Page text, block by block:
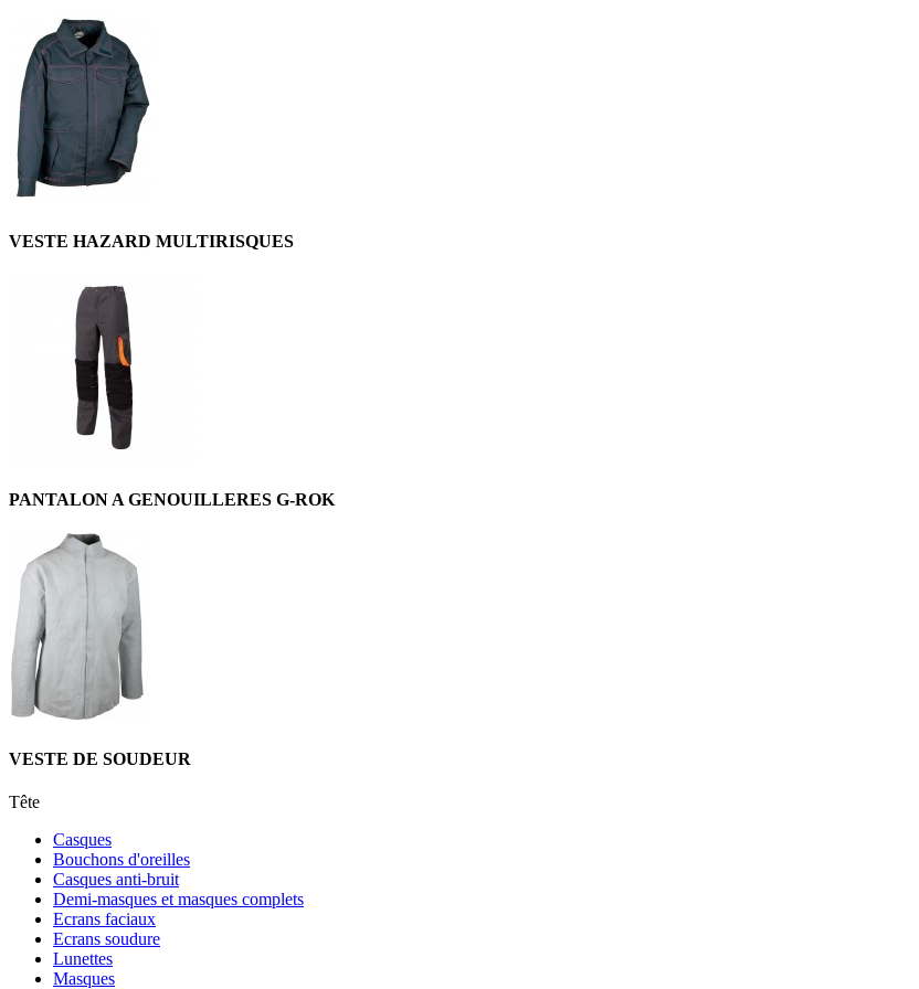
VESTE HAZARD MULTIRISQUES
PANTALON A GENOUILLERES G-ROK
VESTE DE SOUDEUR
Tête
Casques
Bouchons d'oreilles
Casques anti-bruit
Demi-masques et masques complets
Ecrans faciaux
Ecrans soudure
Lunettes
Masques